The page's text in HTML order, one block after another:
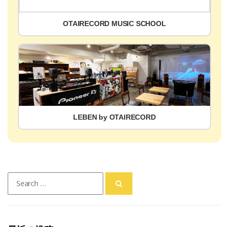
OTAIRECORD MUSIC SCHOOL
LEBEN by OTAIRECORD
for: